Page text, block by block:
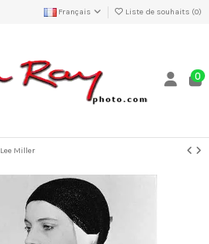
Français Liste de souhaits (0)
0
Lee Miller